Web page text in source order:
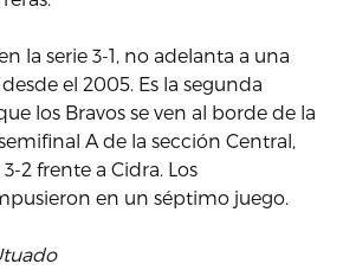
la serie 3-1, no adelanta a una
el 2005. Es la segunda
los Bravos se ven al borde de la
A de la sección Central,
2 frente a Cidra. Los
en un séptimo juego.